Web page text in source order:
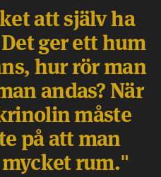
att själv ha
ger ett hum
hur rör man
andas? När
måste
på att man
rum.